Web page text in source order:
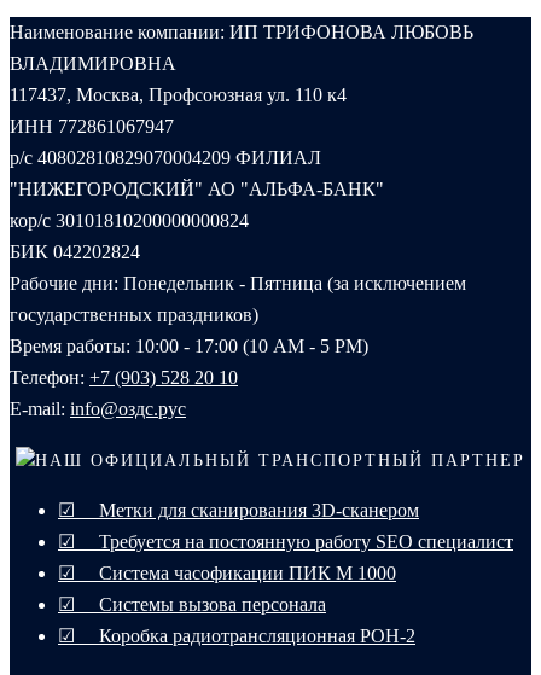
Наименование компании: ИП ТРИФОНОВА ЛЮБОВЬ
ВЛАДИМИРОВНА
117437, Москва, Профсоюзная ул. 110 к4
ИНН 772861067947
р/с 40802810829070004209 ФИЛИАЛ
"НИЖЕГОРОДСКИЙ" АО "АЛЬФА-БАНК"
кор/с 30101810200000000824
БИК 042202824
Рабочие дни: Понедельник - Пятница (за исключением
государственных праздников)
Время работы: 10:00 - 17:00 (10 AM - 5 PM)
Телефон: +7 (903) 528 20 10‬
E-mail: info@оздс.рус
НАШ ОФИЦИАЛЬНЫЙ ТРАНСПОРТНЫЙ ПАРТНЕР
☑ Метки для сканирования 3D-сканером
☑ Требуется на постоянную работу SEO специалист
☑ Система часофикации ПИК М 1000
☑ Системы вызова персонала
☑ Коробка радиотрансляционная РОН-2